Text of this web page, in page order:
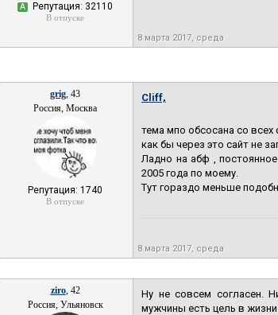
А Репутация: 32110
В отпуске
8 марта 2017, среда
grig, 43
Россия, Москва
Репутация: 1740
В отпуске
Cliff,
тема мпо обсосана со всех
как бы через это сайт не
Ладно на абф ,
2005 года по моему.
Тут гораздо меньше
8 марта 2017, среда
ziro, 42
Россия, Ульяновск
Ну не совсем согласен.
мужчины есть цель в